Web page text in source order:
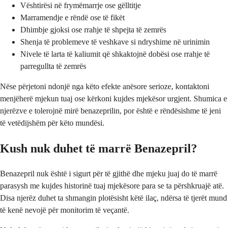
Vështirësi në frymëmarrje ose gëlltitje
Marramendje e rëndë ose të fikët
Dhimbje gjoksi ose rrahje të shpejta të zemrës
Shenja të problemeve të veshkave si ndryshime në urinimin
Nivele të larta të kaliumit që shkaktojnë dobësi ose rrahje të
parregullta të zemrës
Nëse përjetoni ndonjë nga këto efekte anësore serioze, kontaktoni
menjëherë mjekun tuaj ose kërkoni kujdes mjekësor urgjent. Shumica e
njerëzve e tolerojnë mirë benazeprilin, por është e rëndësishme të jeni
të vetëdijshëm për këto mundësi.
Kush nuk duhet të marrë Benazepril?
Benazepril nuk është i sigurt për të gjithë dhe mjeku juaj do të marrë
parasysh me kujdes historinë tuaj mjekësore para se ta përshkruajë atë.
Disa njerëz duhet ta shmangin plotësisht këtë ilaç, ndërsa të tjerët mund
të kenë nevojë për monitorim të veçantë.